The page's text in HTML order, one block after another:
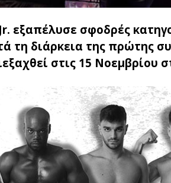
εξαπέλυσε σφοδρές
τη διάρκεια της πρώτης
στις 15 Νοεμβρίου